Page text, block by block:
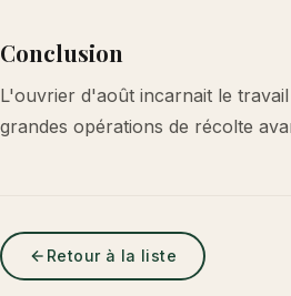
Conclusion
L'ouvrier d'août incarnait le
grandes opérations de récolte
Retour à la liste